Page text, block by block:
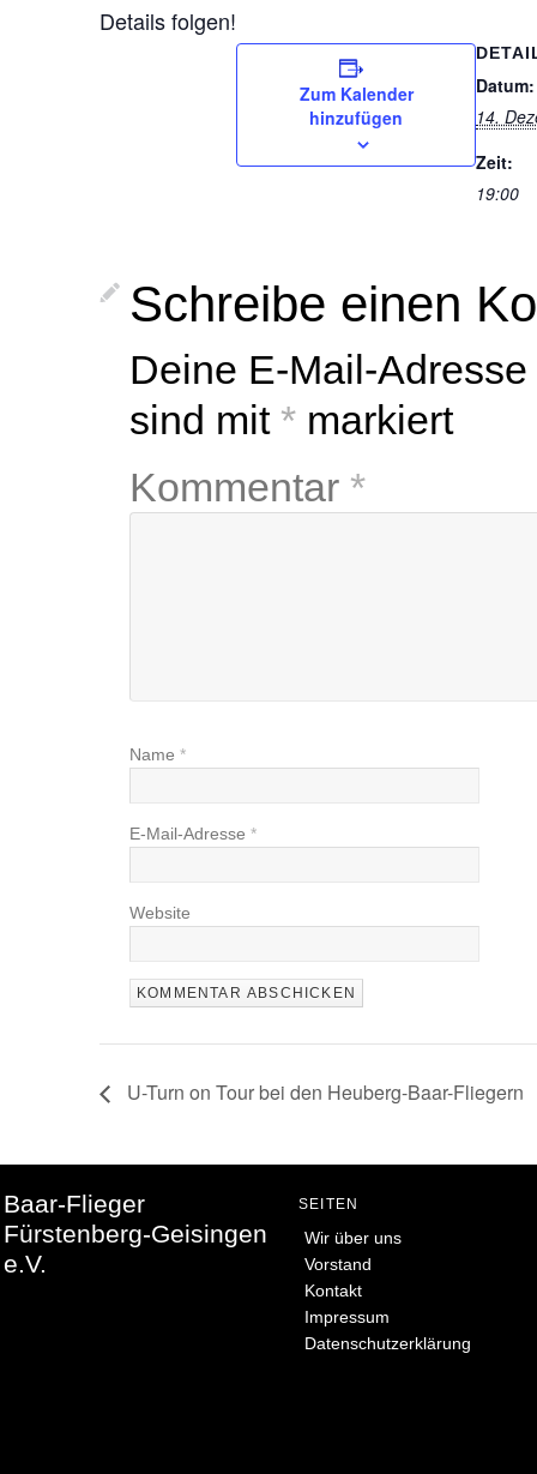
Details folgen!
Zum Kalender
hinzufügen
Datum:
14.
Zeit:
19:00
Schreibe einen
Deine E-Mail-
sind mit * markiert
Kommentar *
Name *
E-Mail-Adresse *
Website
U-Turn on Tour bei den Heuberg-Baar-Fliegern
Baar-Flieger
Fürstenberg-Geisingen
e.V.
SEITEN
Wir über uns
Vorstand
Kontakt
Impressum
Datenschutzerklärung